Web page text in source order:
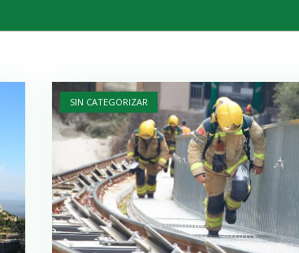
SIN CATEGORIZAR
Open post